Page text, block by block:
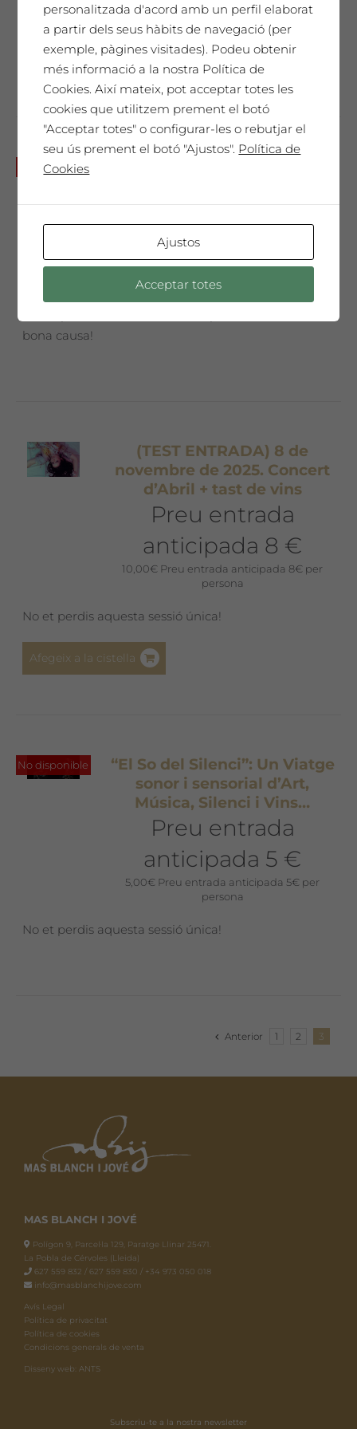
era:
10,00€.
és:
8,00€.
No et perdis aquesta sessió única!
Afegeix a la cistella
No disponible
popular. Beneficis per
l’AFANOC
20,00
bona causa!
(TEST ENTRADA) 8 de
novembre de 2025. Concert
d’Abril + tast de vins
Preu entrada
anticipada 8 €
10,00€ Preu entrada anticipada 8€ per
persona
No et perdis aquesta sessió única!
Afegeix a la cistella
No disponible
“El So del Silenci”: Un Viatge
sonor i sensorial d’Art,
Música, Silenci i Vins…
Preu entrada
anticipada 5 €
5,00€ Preu entrada anticipada 5€ per
persona
No et perdis aquesta sessió única!
Anterior 1 2 3
MAS BLANCH I JOVÉ
Polígon 9, Parcel·la 129, Paratge Llinar 25471.
La Pobla de Cérvoles (Lleida)
627 559 832 / 627 559 830 / +34 973 050 018
info@masblanchijove.com
Avís Legal
Política de privacitat
Política de cookies
Condicions generals de venta
Disseny web: ANTS
Subscriu-te a la nostra newsletter
personalitzada d'acord amb un perfil elaborat
a partir dels seus hàbits de navegació (per
exemple, pàgines visitades). Podeu obtenir
més informació a la nostra Política de
Cookies. Així mateix, pot acceptar totes les
cookies que utilitzem prement el botó
"Acceptar totes" o configurar-les o rebutjar el
seu ús prement el botó "Ajustos". Política de
Cookies
Ajustos
Acceptar totes